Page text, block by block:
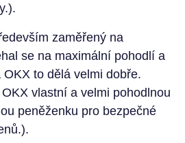
zaměřený na
se na maximální pohodlí a
to dělá velmi dobře.
vlastní a velmi pohodlnou
peněženku pro bezpečné